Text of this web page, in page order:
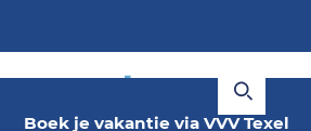
Boek je vakantie via VVV Texel